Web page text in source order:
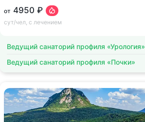
от 4950 ₽
сут/чел, с лечением
Ведущий санаторий профиля «Урология»
Ведущий санаторий профиля «Почки»